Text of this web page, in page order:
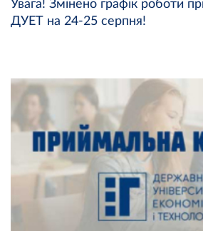
Увага! Змінено графік роботи
ДУЕТ на 24-25 серпня!